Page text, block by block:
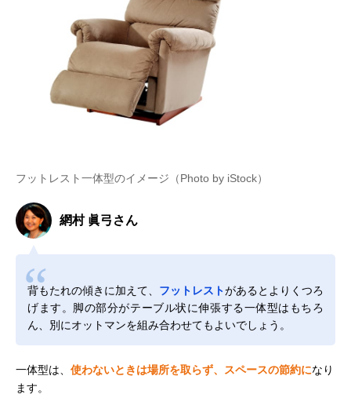
フットレスト一体型のイメージ（Photo by iStock）
網村 眞弓さん
背もたれの傾きに加えて、 フットレストがあるとよりくつろ
げます。脚の部分がテーブル状に伸張する一体型はもちろ
ん、別にオットマンを組み合わせてもよいでしょう。
一体型は、 使わないときは場所を取らず、スペースの節約になり
ます。